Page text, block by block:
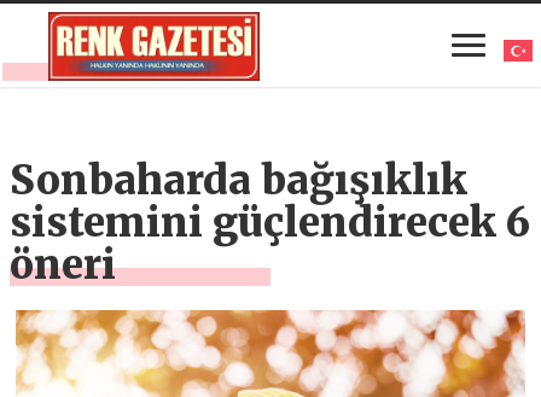
Sonbaharda bağışıklık
sistemini güçlendirecek 6
öneri